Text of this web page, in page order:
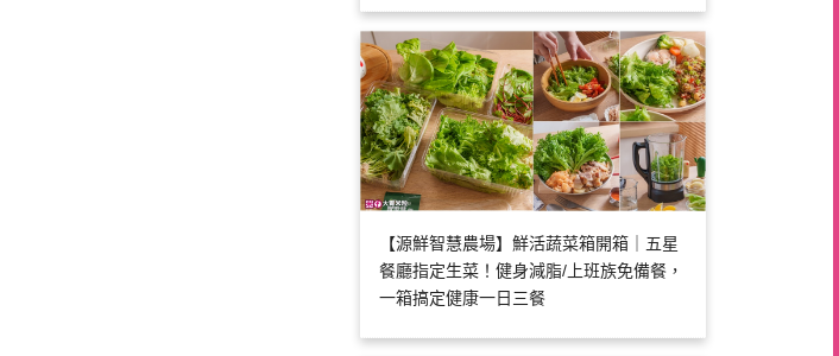
【源鮮智慧農場】鮮活蔬菜箱開箱｜五星
餐廳指定生菜！健身減脂/上班族免備餐，
一箱搞定健康一日三餐